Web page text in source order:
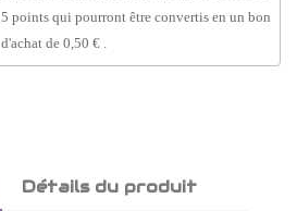
5 points qui pourront être convertis en un bon
d'achat de 0,50 €.
Détails du produit